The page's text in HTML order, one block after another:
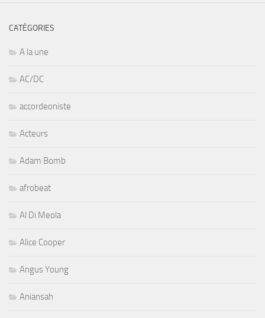
CATÉGORIES
A la une
AC/DC
accordeoniste
Acteurs
Adam Bomb
afrobeat
Al Di Meola
Alice Cooper
Angus Young
Aniansah